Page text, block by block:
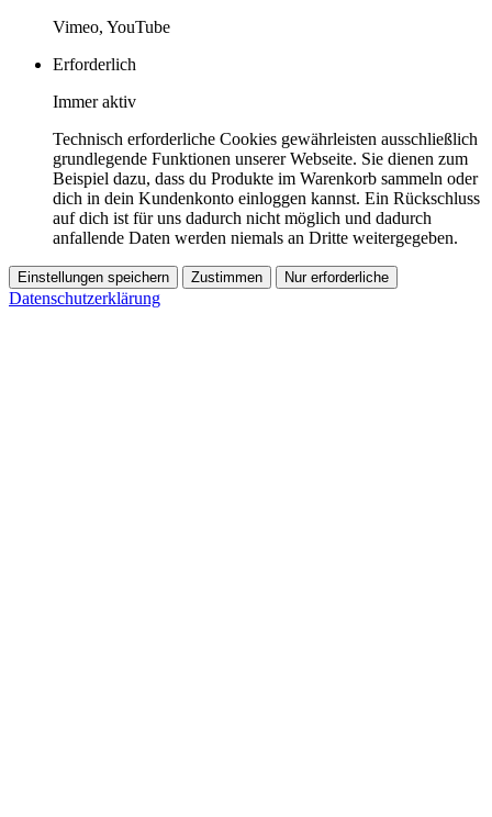
Vimeo, YouTube
Erforderlich
Immer aktiv
Technisch erforderliche Cookies gewährleisten ausschließlich
grundlegende Funktionen unserer Webseite. Sie dienen zum
Beispiel dazu, dass du Produkte im Warenkorb sammeln oder
dich in dein Kundenkonto einloggen kannst. Ein Rückschluss
auf dich ist für uns dadurch nicht möglich und dadurch
anfallende Daten werden niemals an Dritte weitergegeben.
Einstellungen speichern Zustimmen Nur erforderliche
Datenschutzerklärung